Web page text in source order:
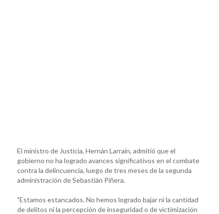
El ministro de Justicia, Hernán Larraín, admitió que el
gobierno no ha logrado avances significativos en el combate
contra la delincuencia, luego de tres meses de la segunda
administración de Sebastián Piñera.
"Estamos estancados. No hemos logrado bajar ni la cantidad
de delitos ni la percepción de inseguridad o de victimización